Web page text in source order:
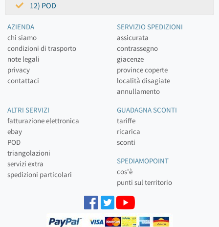
12) POD
AZIENDA
chi siamo
condizioni di trasporto
note legali
privacy
contattaci
SERVIZIO SPEDIZIONI
assicurata
contrassegno
giacenze
province coperte
località disagiate
annullamento
ALTRI SERVIZI
fatturazione elettronica
ebay
POD
triangolazioni
servizi extra
spedizioni particolari
GUADAGNA SCONTI
tariffe
ricarica
sconti
SPEDIAMOPOINT
cos'è
punti sul territorio